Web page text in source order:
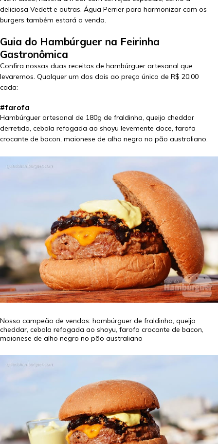
deliciosa Vedett e outras. Água Perrier para harmonizar com os
burgers também estará a venda.
Guia do Hambúrguer na Feirinha
Gastronômica
Confira nossas duas receitas de hambúrguer artesanal que
levaremos. Qualquer um dos dois ao preço único de R$ 20,00
cada:
#farofa
Hambúrguer artesanal de 180g de fraldinha, queijo cheddar
derretido, cebola refogada ao shoyu levemente doce, farofa
crocante de bacon, maionese de alho negro no pão australiano.
Nosso campeão de vendas: hambúrguer de fraldinha, queijo
cheddar, cebola refogada ao shoyu, farofa crocante de bacon,
maionese de alho negro no pão australiano